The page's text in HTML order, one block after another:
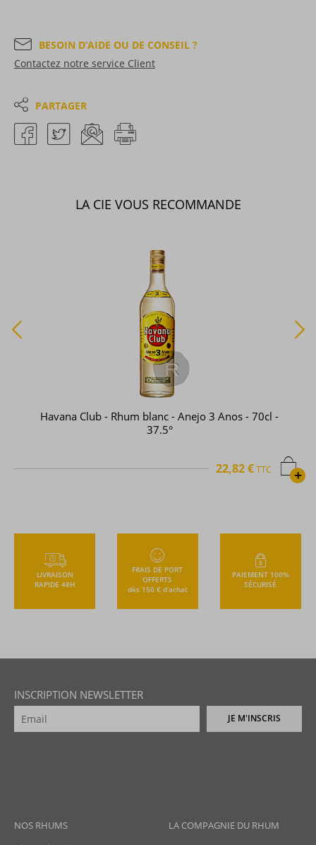
BESOIN D’AIDE OU DE CONSEIL ?
Contactez notre service Client
PARTAGER
LA CIE VOUS RECOMMANDE
Havana Club - Rhum blanc - Anejo 3 Anos - 70cl -
37.5°
+
22,82 €TTC
LIVRAISON
RAPIDE 48H
FRAIS DE PORT
OFFERTS
dès 150 € d’achat
PAIEMENT 100%
SÉCURISÉ
INSCRIPTION NEWSLETTER
JE M'INSCRIS
NOS RHUMS LA COMPAGNIE DU RHUM